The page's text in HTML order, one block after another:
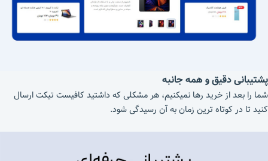
پشتیبانی دقیق و همه جانبه
شما را بعد از خرید رها نمیکنیم، هر مشکلی که داشتید کافیست تیکت ارسال
کنید تا در کوتاه ترین زمان به آن رسیدگی شود.